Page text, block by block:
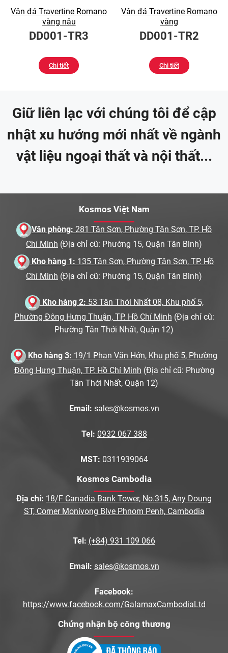
Vân đá Travertine Romano
vàng nâu
DD001-TR3
Chi tiết
Vân đá Travertine Romano
vàng
DD001-TR2
Chi tiết
Giữ liên lạc với chúng tôi để cập
nhật xu hướng mới nhất về ngành
vật liệu ngoại thất và nội thất...
Kosmos Việt Nam
Văn phòng: 281 Tân Sơn, Phường Tân Sơn, TP. Hồ
Chí Minh (Địa chỉ cũ: Phường 15, Quận Tân Bình)
Kho hàng 1: 135 Tân Sơn, Phường Tân Sơn, TP. Hồ
Chí Minh (Địa chỉ cũ: Phường 15, Quận Tân Bình)
Kho hàng 2: 53 Tân Thới Nhất 08, Khu phố 5,
Phường Đông Hưng Thuận, TP. Hồ Chí Minh (Địa chỉ cũ:
Phường Tân Thới Nhất, Quận 12)
Kho hàng 3: 19/1 Phan Văn Hớn, Khu phố 5, Phường
Đông Hưng Thuận, TP. Hồ Chí Minh (Địa chỉ cũ: Phường
Tân Thới Nhất, Quận 12)
Email: sales@kosmos.vn
Tel: 0932 067 388
MST: 0311939064
Kosmos Cambodia
Địa chỉ: 18/F Canadia Bank Tower, No.315, Any Doung
ST, Corner Monivong Blve Phnom Penh, Cambodia
Tel: (+84) 931 109 066
Email: sales@kosmos.vn
Facebook:
https://www.facebook.com/GalamaxCambodiaLtd
Chứng nhận bộ công thương